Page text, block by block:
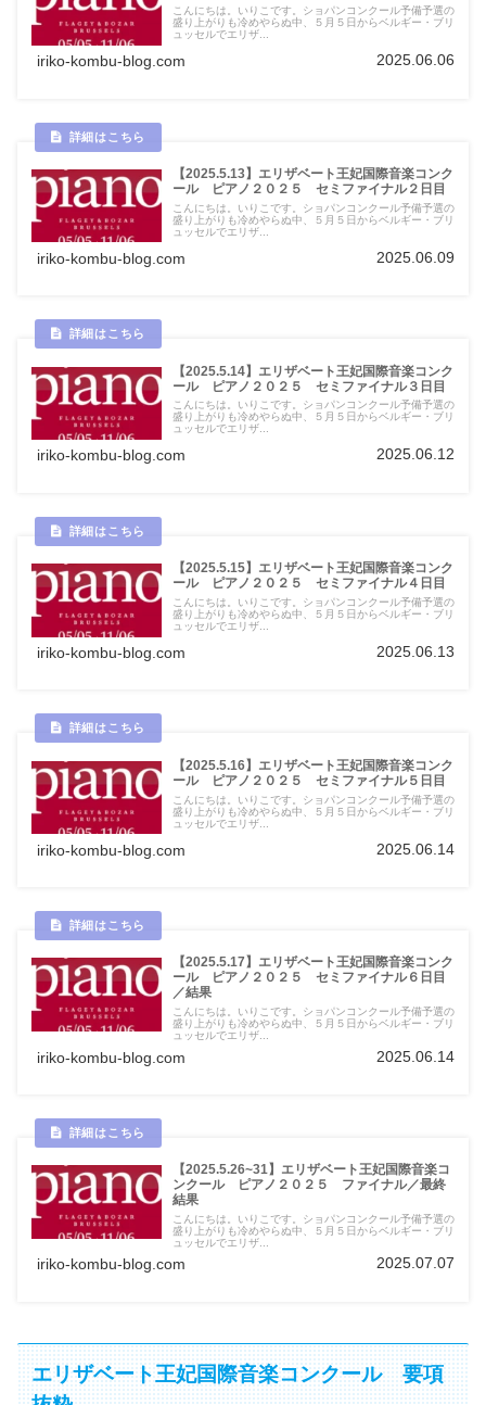
こんにちは。いりこです。ショパンコンクール予備予選の
盛り上がりも冷めやらぬ中、５月５日からベルギー・ブリ
ュッセルでエリザ...
iriko-kombu-blog.com 2025.06.06
【2025.5.13】エリザベート王妃国際音楽コンク
ール ピアノ２０２５ セミファイナル２日目
こんにちは。いりこです。ショパンコンクール予備予選の
盛り上がりも冷めやらぬ中、５月５日からベルギー・ブリ
ュッセルでエリザ...
iriko-kombu-blog.com 2025.06.09
【2025.5.14】エリザベート王妃国際音楽コンク
ール ピアノ２０２５ セミファイナル３日目
こんにちは。いりこです。ショパンコンクール予備予選の
盛り上がりも冷めやらぬ中、５月５日からベルギー・ブリ
ュッセルでエリザ...
iriko-kombu-blog.com 2025.06.12
【2025.5.15】エリザベート王妃国際音楽コンク
ール ピアノ２０２５ セミファイナル４日目
こんにちは。いりこです。ショパンコンクール予備予選の
盛り上がりも冷めやらぬ中、５月５日からベルギー・ブリ
ュッセルでエリザ...
iriko-kombu-blog.com 2025.06.13
【2025.5.16】エリザベート王妃国際音楽コンク
ール ピアノ２０２５ セミファイナル５日目
こんにちは。いりこです。ショパンコンクール予備予選の
盛り上がりも冷めやらぬ中、５月５日からベルギー・ブリ
ュッセルでエリザ...
iriko-kombu-blog.com 2025.06.14
【2025.5.17】エリザベート王妃国際音楽コンク
ール ピアノ２０２５ セミファイナル６日目
／結果
こんにちは。いりこです。ショパンコンクール予備予選の
盛り上がりも冷めやらぬ中、５月５日からベルギー・ブリ
ュッセルでエリザ...
iriko-kombu-blog.com 2025.06.14
【2025.5.26~31】エリザベート王妃国際音楽コ
ンクール ピアノ２０２５ ファイナル／最終
結果
こんにちは。いりこです。ショパンコンクール予備予選の
盛り上がりも冷めやらぬ中、５月５日からベルギー・ブリ
ュッセルでエリザ...
iriko-kombu-blog.com 2025.07.07
エリザベート王妃国際音楽コンクール 要項